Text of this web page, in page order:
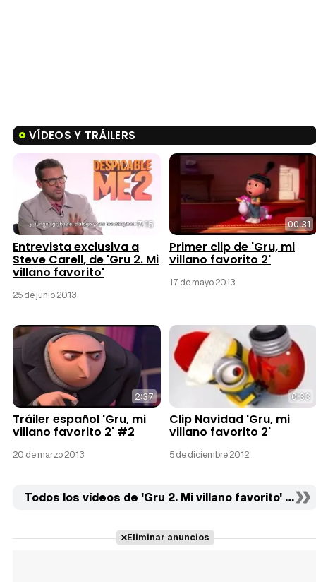
VÍDEOS Y TRÁILERS
7:15
Entrevista exclusiva a
Steve Carell, de 'Gru 2. Mi
villano favorito'
25 de junio 2013
00:31
Primer clip de 'Gru, mi
villano favorito 2'
17 de mayo 2013
2:37
Tráiler español 'Gru, mi
villano favorito 2' #2
20 de marzo 2013
0:33
Clip Navidad 'Gru, mi
villano favorito 2'
5 de diciembre 2012
Todos los vídeos de 'Gru 2. Mi villano favorito' (8)
Eliminar anuncios